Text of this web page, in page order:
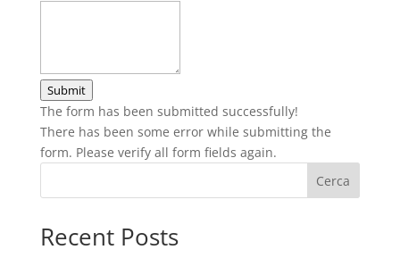
Submit
The form has been submitted successfully!
There has been some error while submitting the
form. Please verify all form fields again.
Cerca
Recent Posts